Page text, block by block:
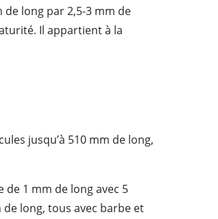
long par 2,5-3 mm de
Il appartient à la
jusqu’à 510 mm de long,
de 1 mm de long avec 5
long, tous avec barbe et